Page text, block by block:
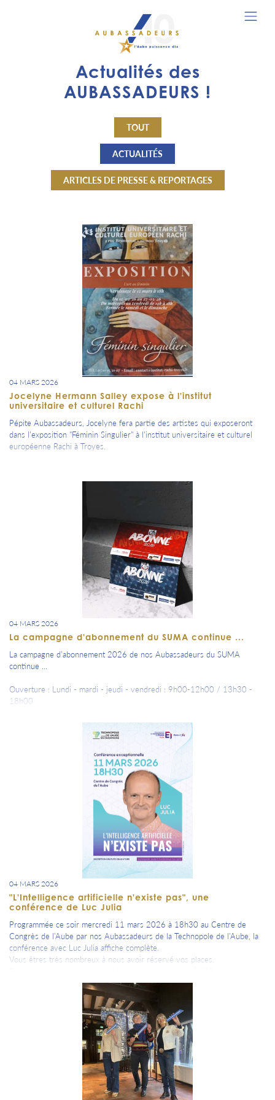
Actualités des
AUBASSADEURS !
TOUT
ACTUALITÉS
ARTICLES DE PRESSE & REPORTAGES
04 MARS 2026
Jocelyne Hermann Salley expose à l'institut
universitaire et culturel Rachi
Pépite Aubassadeurs, Jocelyne fera partie des artistes qui exposeront
dans l'exposition "Féminin Singulier" à l'institut universitaire et culturel
européenne Rachi à Troyes.
04 MARS 2026
La campagne d'abonnement du SUMA continue ...
La campagne d’abonnement 2026 de nos Aubassadeurs du SUMA
continue ...
Ouverture : Lundi - mardi - jeudi - vendredi : 9h00-12h00 / 13h30 -
18h00
04 MARS 2026
"L'Intelligence artificielle n'existe pas", une
conférence de Luc Julia
Programmée ce soir mercredi 11 mars 2026 à 18h30 au Centre de
Congrès de l’Aube par nos Aubassadeurs de la Technopole de l'Aube, la
conférence avec Luc Julia affiche complète.
Vous êtres très nombreux à nous avoir réservé vos places.
Ingénieur franco-américain, figure emblématique de la Silicon Valley et
expert reconnu en intelligence artificielle, ancien chercheur au SRI
International et co-inventeur des technologies à l’origine de Siri, Luc Julia
a marqué l’histoire de l’IA par son approche pragmatique et souvent
décalée, remettant en question les idées reçues sur cette technologie.
Après des années passées chez Apple, Samsung et Renault, Luc Julia
nous partagera une vision unique qui vous inspirera certainement des